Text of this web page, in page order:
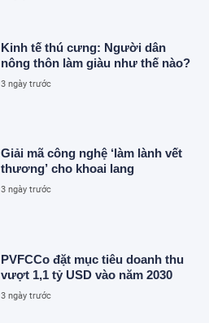
Kinh tế thú cưng: Người dân
nông thôn làm giàu như thế nào?
3 ngày trước
Giải mã công nghệ ‘làm lành vết
thương’ cho khoai lang
3 ngày trước
PVFCCo đặt mục tiêu doanh thu
vượt 1,1 tỷ USD vào năm 2030
3 ngày trước